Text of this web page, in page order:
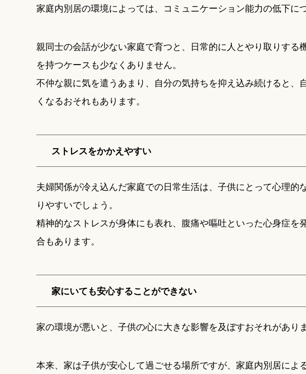
家庭内別居の環境によっては、コミュニケーション能力の低下に
親同士の会話が少ない家庭で育つと、日常的に人とやり取りする
を持つケースも少なくありません。
不仲な親に気を遣うあまり、自分の気持ちを抑え込み続けると、
くなるおそれもあります。
ストレスをかかえやすい
夫婦関係が冷え込んだ家庭での日常生活は、子供にとって心理的
りやすいでしょう。
精神的なストレスが身体にも表れ、腹痛や嘔吐といった心身症を
合もあります。
家にいても安心することができない
家の環境が悪いと、子供の心に大きな影響を及ぼすおそれがありま
本来、家は子供が安心して過ごせる場所ですが、家庭内別居によ